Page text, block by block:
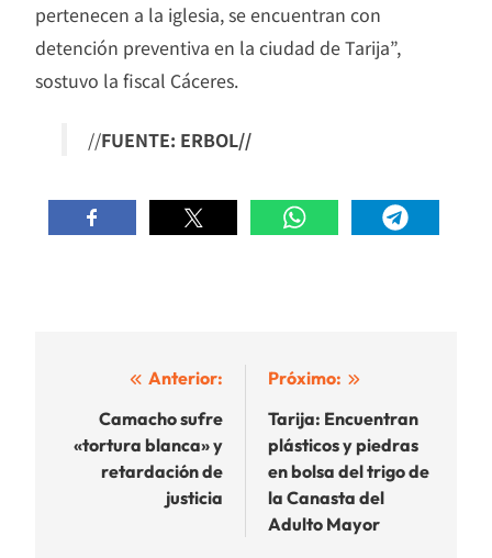
pertenecen a la iglesia, se encuentran con
detención preventiva en la ciudad de Tarija”,
sostuvo la fiscal Cáceres.
//FUENTE: ERBOL//
Navegación
entradas
Anterior:
Camacho sufre
«tortura blanca» y
retardación de
justicia
Próximo:
Tarija: Encuentran
plásticos y piedras
en bolsa del trigo de
la Canasta del
Adulto Mayor